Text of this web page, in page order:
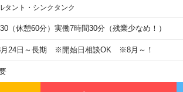
タント・シンクタンク
（休憩60分）実働7時間30分（残業少なめ！）
月24日～長期 ※開始日相談OK ※8月～！